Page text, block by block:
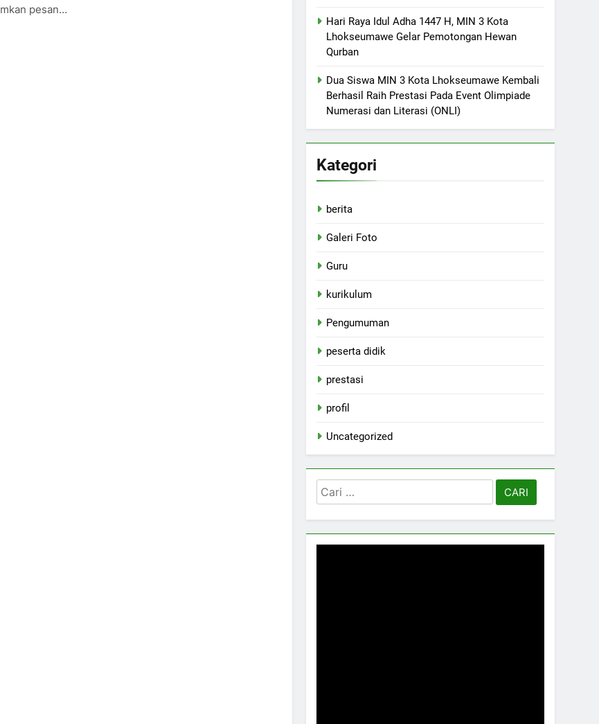
pesan…
Hari Raya Idul Adha 1447 H, MIN 3 Kota
Lhokseumawe Gelar Pemotongan Hewan
Qurban
Dua Siswa MIN 3 Kota Lhokseumawe Kembali
Berhasil Raih Prestasi Pada Event Olimpiade
Numerasi dan Literasi (ONLI)
Kategori
berita
Galeri Foto
Guru
kurikulum
Pengumuman
peserta didik
prestasi
profil
Uncategorized
Cari
untuk: